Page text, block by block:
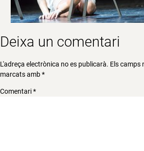
Deixa un comentari
L'adreça electrònica no es publicarà. Els camps
marcats amb*
Comentari*